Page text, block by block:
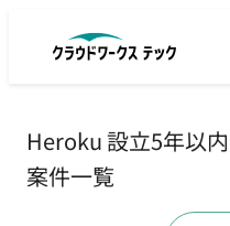
Heroku 設立5年以
案件一覧